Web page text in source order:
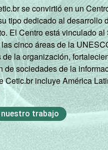
CGI.br/NIC.br, Centro
e Adolescentes no
se convirtió en un
tipo dedicado al desarrollo
El Centro está vinculado
cinco áreas de la
de la organización,
de sociedades de la
Cetic.br incluye América
trabajo